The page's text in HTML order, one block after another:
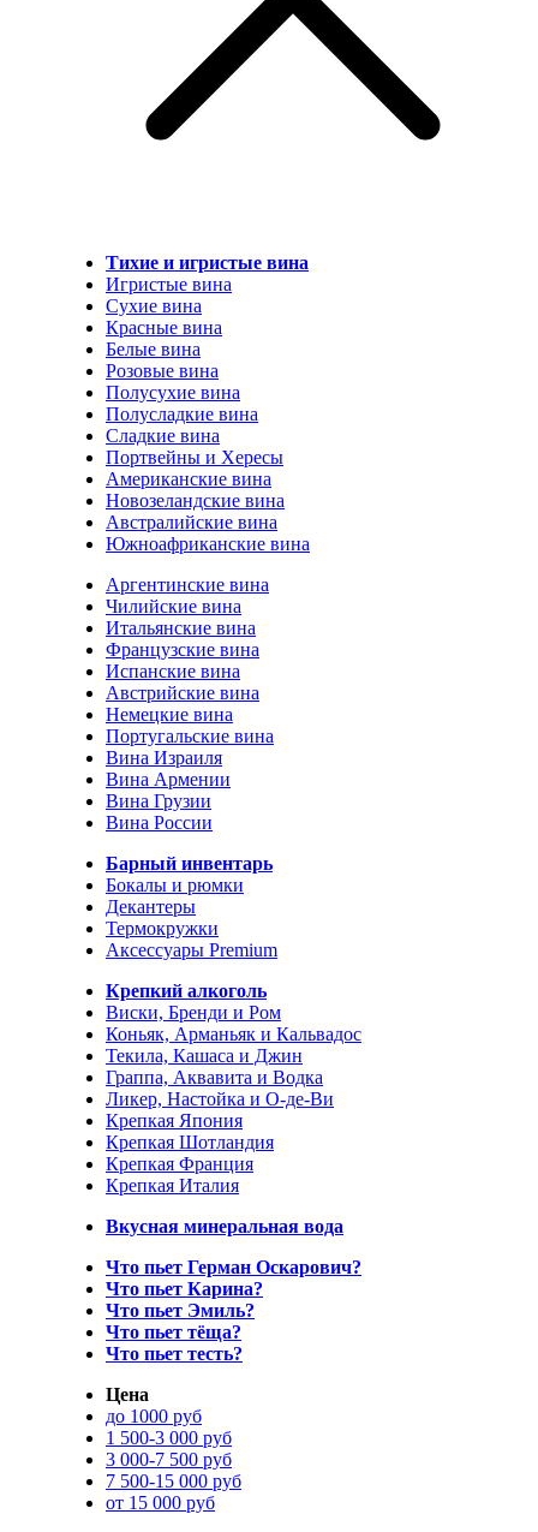
Тихие и игристые вина
Игристые вина
Сухие вина
Красные вина
Белые вина
Розовые вина
Полусухие вина
Полусладкие вина
Сладкие вина
Портвейны и Хересы
Американские вина
Новозеландские вина
Австралийские вина
Южноафриканские вина
Аргентинские вина
Чилийские вина
Итальянские вина
Французские вина
Испанские вина
Австрийские вина
Немецкие вина
Португальские вина
Вина Израиля
Вина Армении
Вина Грузии
Вина России
Барный инвентарь
Бокалы и рюмки
Декантеры
Термокружки
Аксессуары Premium
Крепкий алкоголь
Виски, Бренди и Ром
Коньяк, Арманьяк и Кальвадос
Текила, Кашаса и Джин
Граппа, Аквавита и Водка
Ликер, Настойка и О-де-Ви
Крепкая Япония
Крепкая Шотландия
Крепкая Франция
Крепкая Италия
Вкусная минеральная вода
Что пьет Герман Оскарович?
Что пьет Карина?
Что пьет Эмиль?
Что пьет тёща?
Что пьет тесть?
Цена
до 1000 руб
1 500-3 000 руб
3 000-7 500 руб
7 500-15 000 руб
от 15 000 руб